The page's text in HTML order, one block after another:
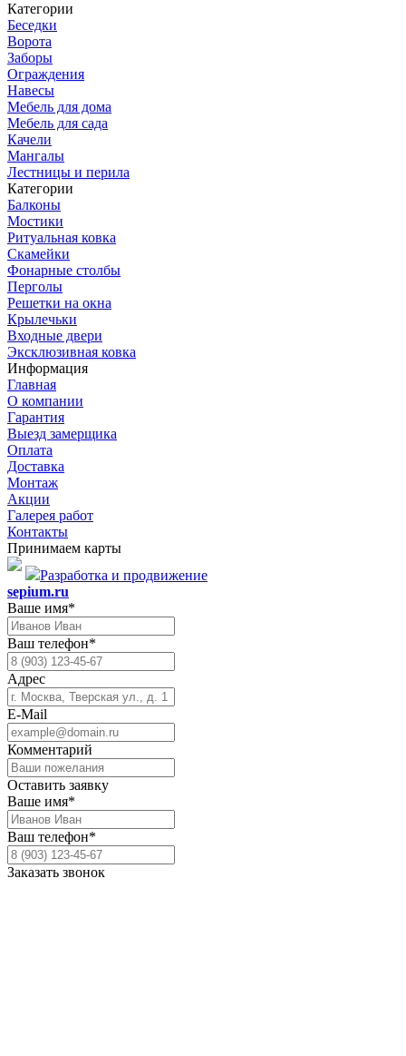
Категории
Беседки
Ворота
Заборы
Ограждения
Навесы
Мебель для дома
Мебель для сада
Качели
Мангалы
Лестницы и перила
Категории
Балконы
Мостики
Ритуальная ковка
Скамейки
Фонарные столбы
Перголы
Решетки на окна
Крылечьки
Входные двери
Эксклюзивная ковка
Информация
Главная
О компании
Гарантия
Выезд замерщика
Оплата
Доставка
Монтаж
Акции
Галерея работ
Контакты
Принимаем карты
Разработка и продвижение
sepium.ru
Ваше имя*
Ваш телефон*
Адрес
E-Mail
Комментарий
Оставить заявку
Ваше имя*
Ваш телефон*
Заказать звонок